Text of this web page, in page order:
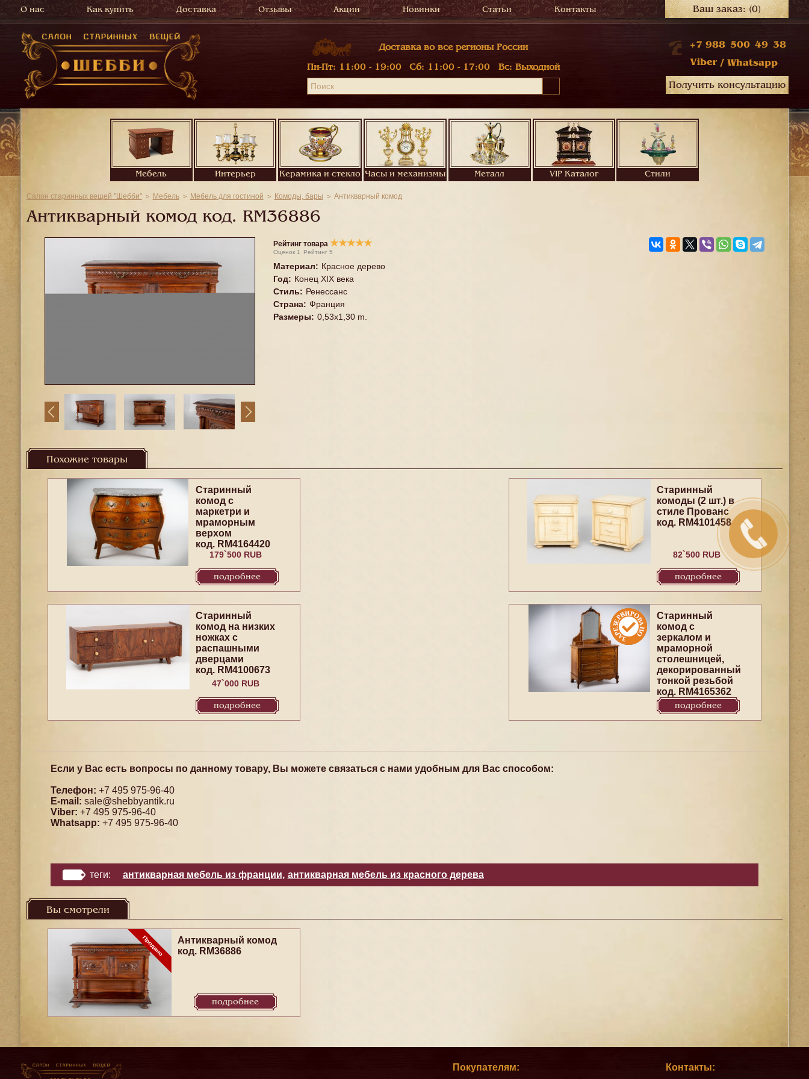
О нас Как купить Доставка Отзывы Акции Новинки Статьи Контакты Ваш заказ:(0)
Доставка во все регионы России
Пн-Пт: 11:00 - 19:00 Сб: 11:00 - 17:00 Вс: Выходной
+7 988 500 49 38
Viber / Whatsapp
Получить консультацию
Мебель Интерьер Керамика и стекло Часы и механизмы Металл VIP Каталог Стили
Салон старинных вещей "Шебби" Мебель Мебель для гостиной Комоды, бары Антикварный комод
Антикварный комод код. RM36886
Рейтинг товара ★★★★★
Оценок 1 Рейтинг 5
Материал: Красное дерево
Год: Конец XIX века
Стиль: Ренессанс
Страна: Франция
Размеры: 0,53x1,30 m.
Похожие товары
Старинный
комод с
маркетри и
мраморным
верхом
код. RM4164420
179`500 RUB
подробнее
Старинный
комоды (2 шт.) в
стиле Прованс
код. RM4101458
82`500 RUB
подробнее
Старинный
комод на низких
ножках с
распашными
дверцами
код. RM4100673
47`000 RUB
подробнее
Старинный
комод с
зеркалом и
мраморной
столешницей,
декорированный
тонкой резьбой
код. RM4165362
подробнее
Если у Вас есть вопросы по данному товару, Вы можете связаться с нами удобным для Вас способом:
Телефон: +7 495 975-96-40
E-mail: sale@shebbyantik.ru
Viber: +7 495 975-96-40
Whatsapp: +7 495 975-96-40
теги: антикварная мебель из франции, антикварная мебель из красного дерева
Вы смотрели
Антикварный комод
код. RM36886
подробнее
Покупателям: Контакты: